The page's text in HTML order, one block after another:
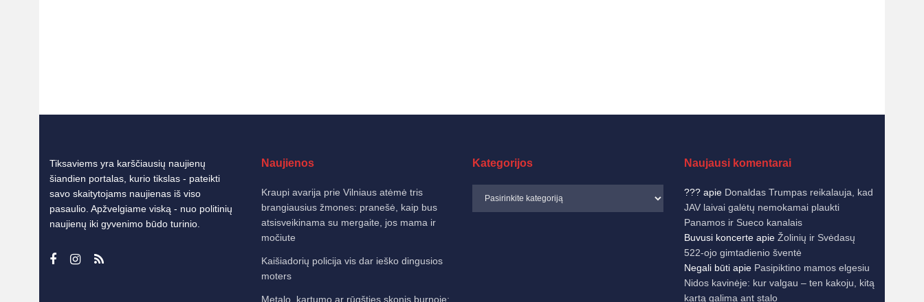
Tiksaviems yra karščiausių naujienų
šiandien portalas, kurio tikslas - pateikti
savo skaitytojams naujienas iš viso
pasaulio. Apžvelgiame viską - nuo politinių
naujienų iki gyvenimo būdo turinio.
Naujienos
Kraupi avarija prie Vilniaus atėmė tris
brangiausius žmones: pranešė, kaip bus
atsisveikinama su mergaite, jos mama ir
močiute
Kaišiadorių policija vis dar ieško dingusios
moters
Metalo, kartumo ar rūgšties skonis burnoje:
Kategorijos Naujausi komentarai
???apie Donaldas Trumpas reikalauja, kad
JAV laivai galėtų nemokamai plaukti
Panamos ir Sueco kanalais
Buvusi koncerteapie Žolinių ir Svėdasų
522-ojo gimtadienio šventė
Negali būtiapie Pasipiktino mamos elgesiu
Nidos kavinėje: kur valgau – ten kakoju, kitą
kartą galima ant stalo